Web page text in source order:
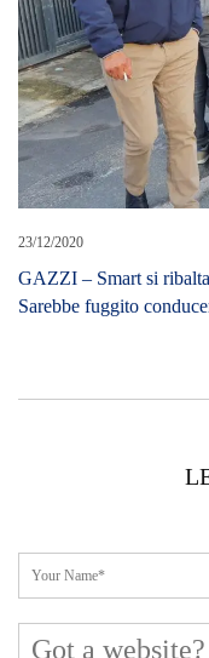
23/12/2020
GAZZI – Smart si
Sarebbe fuggito